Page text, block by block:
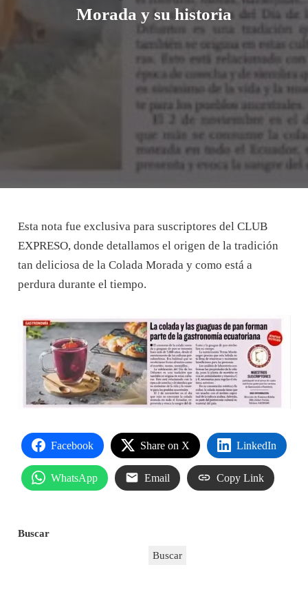
Morada y su historia
Esta nota fue exclusiva para suscriptores del CLUB
EXPRESO, donde detallamos el origen de la tradición
tan deliciosa de la Colada Morada y como está a
perdura durante el tiempo.
Facebook Share on X LinkedIn
WhatsApp Email Copy Link
Buscar
Buscar